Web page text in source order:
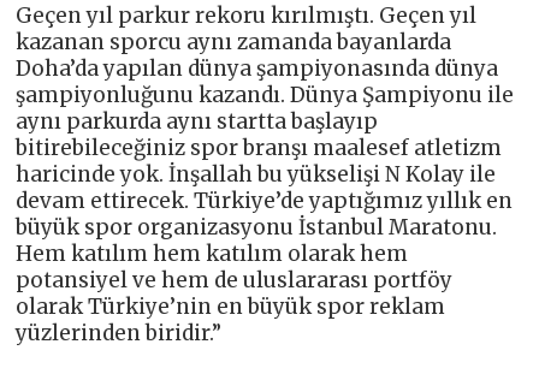
Geçen yıl parkur rekoru kırılmıştı. Geçen yıl
kazanan sporcu aynı zamanda bayanlarda
Doha’da yapılan dünya şampiyonasında dünya
şampiyonluğunu kazandı. Dünya Şampiyonu ile
aynı parkurda aynı startta başlayıp
bitirebileceğiniz spor branşı maalesef atletizm
haricinde yok. İnşallah bu yükselişi N Kolay ile
devam ettirecek. Türkiye’de yaptığımız yıllık en
büyük spor organizasyonu İstanbul Maratonu.
Hem katılım hem katılım olarak hem
potansiyel ve hem de uluslararası portföy
olarak Türkiye’nin en büyük spor reklam
yüzlerinden biridir.”